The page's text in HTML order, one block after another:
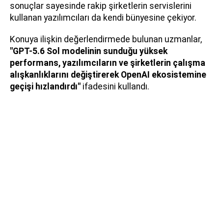
sonuçlar sayesinde rakip şirketlerin servislerini
kullanan yazılımcıları da kendi bünyesine çekiyor.
Konuya ilişkin değerlendirmede bulunan uzmanlar,
"GPT-5.6 Sol modelinin sunduğu yüksek
performans, yazılımcıların ve şirketlerin çalışma
alışkanlıklarını değiştirerek OpenAI ekosistemine
geçişi hızlandırdı" ifadesini kullandı.